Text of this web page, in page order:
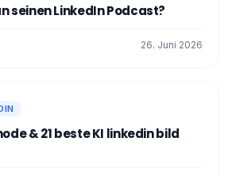
seinen LinkedIn Podcast?
26. Juni 2026
& 21 beste KI linkedin bild